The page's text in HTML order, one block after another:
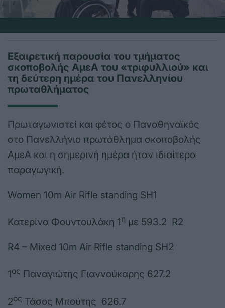
Εξαιρετική παρουσία του τμήματος
σκοποβολής ΑμεΑ του «τριφυλλιού» και
τη δεύτερη ημέρα του Πανελληνίου
πρωταθλήματος
Πρωταγωνιστεί και φέτος ο Παναθηναϊκός
στο Πανελλήνιο πρωτάθλημα σκοποβολής
ΑμεΑ και η σημερινή ημέρα ήταν ιδιαίτερα
παραγωγική.
Women 10m Air Rifle standing SH1
Κατερίνα Φουντουλάκη 1η με 593.2 R2
R4 – Mixed 10m Air Rifle standing SH2
1ος Παναγιώτης Γιαννούκαρης 627.2
2ος Τάσος Μπούτης 626.7